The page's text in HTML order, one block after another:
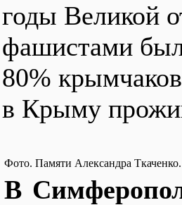
годы Великой
фашистами
80%
в Крыму
Фото. Памяти Александра
В